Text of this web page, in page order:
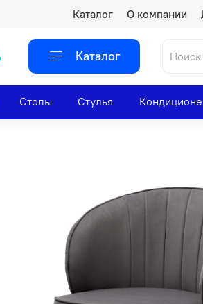
Каталог О компании
Каталог
Столы Стулья